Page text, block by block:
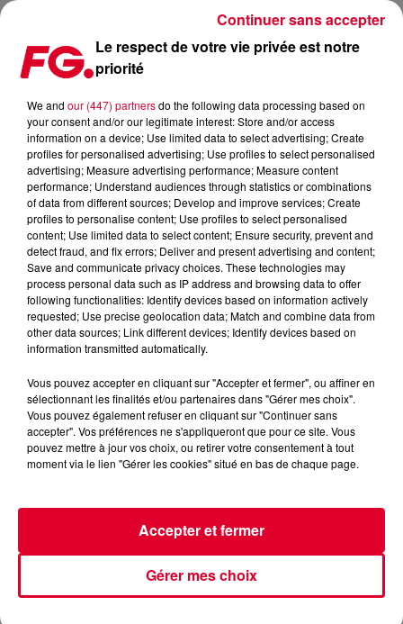
THE MAGICIAN, ENCORE UN REMIX FOU SORTI DE SON
Publié : 1er septembre 2025 à 7h59 par
Antony HARARI
The Magician, Inner City - Big Fun
Crédit :Facebook Officiel The Magician
Le respect de votre vie privée est notre
priorité
We and our (447) partnersdo the following data processing based on
your consent and/or our legitimate interest: Store and/or access
information on a device; Use limited data to select advertising; Create
profiles for personalised advertising; Use profiles to select personalised
advertising; Measure advertising performance; Measure content
performance; Understand audiences through statistics or combinations
of data from different sources; Develop and improve services; Create
profiles to personalise content; Use profiles to select personalised
content; Use limited data to select content; Ensure security, prevent and
detect fraud, and fix errors; Deliver and present advertising and content;
Save and communicate privacy choices. These technologies may
process personal data such as IP address and browsing data to offer
following functionalities: Identify devices based on information actively
requested; Use precise geolocation data; Match and combine data from
other data sources; Link different devices; Identify devices based on
information transmitted automatically.
Vous pouvez accepter en cliquant sur "Accepter et fermer", ou affiner en
sélectionnant les finalités et/ou partenaires dans "Gérer mes choix".
Vous pouvez également refuser en cliquant sur "Continuer sans
accepter". Vos préférences ne s'appliqueront que pour ce site. Vous
pouvez mettre à jour vos choix, ou retirer votre consentement à tout
moment via le lien "Gérer les cookies" situé en bas de chaque page.
Gérer mes choix
Accepter et fermer
Continuer sans accepter